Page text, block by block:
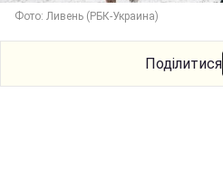
Фото: Ливень (РБК-Украина)
Поділитися